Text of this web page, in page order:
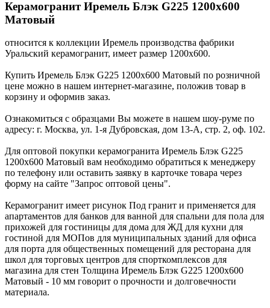
Керамогранит Иремель Блэк G225 1200x600
Матовый
относится к коллекции Иремель производства фабрики
Уральский керамогранит, имеет размер 1200x600.
Купить Иремель Блэк G225 1200x600 Матовый по розничной
цене можно в нашем интернет-магазине, положив товар в
корзину и оформив заказ.
Ознакомиться с образцами Вы можете в нашем шоу-руме по
адресу: г. Москва, ул. 1-я Дубровская, дом 13-А, стр. 2, оф. 102.
Для оптовой покупки керамогранита Иремель Блэк G225
1200x600 Матовый вам необходимо обратиться к менеджеру
по телефону или оставить заявку в карточке товара через
форму на сайте "Запрос оптовой цены".
Керамогранит имеет рисунок Под гранит и применяется для
апартаментов для банков для ванной для спальни для пола для
прихожей для гостиницы для дома для ЖД для кухни для
гостиной для МОПов для муниципальных зданий для офиса
для порта для общественных помещений для ресторана для
школ для торговых центров для спорткомплексов для
магазина для стен Толщина Иремель Блэк G225 1200x600
Матовый - 10 мм говорит о прочности и долговечности
материала.